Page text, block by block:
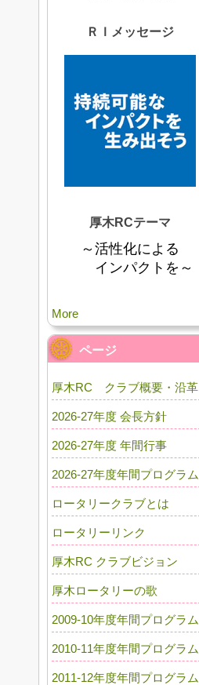
ＲＩメッセージ
厚木RCテーマ
～活性化による
インパクトを～
More
ページ
厚木RC クラブ概要・沿革
2026-27年度 会長方針
2026-27年度 年間行事
2026-27年度年間プログラム
ロータリークラブとは
ロータリーリンク
厚木RC クラブビジョン
厚木ロータリーの歌
2009-10年度年間プログラム
2010-11年度年間プログラム
2011-12年度年間プログラム